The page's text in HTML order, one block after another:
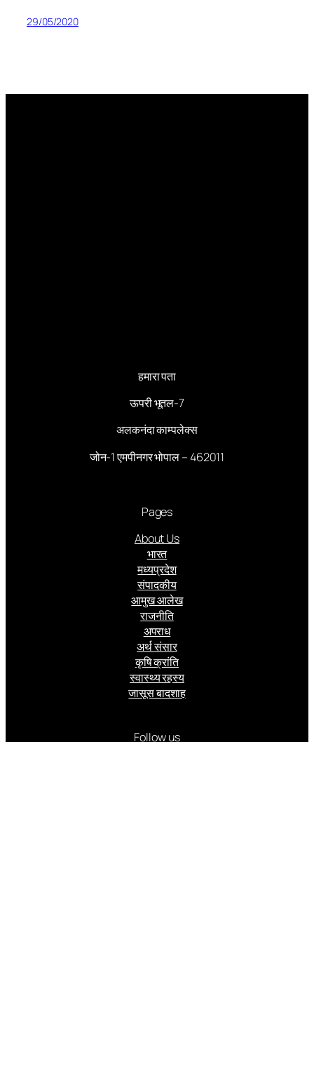
29/05/2020
हमारा पता
ऊपरी भूतल-7
अलकनंदा काम्पलेक्स
जोन-1 एमपीनगर भोपाल – 462011
Pages
About Us
भारत
मध्यप्रदेश
संपादकीय
आमुख आलेख
राजनीति
अपराध
अर्थ संसार
कृषि क्रांति
स्वास्थ्य रहस्य
जासूस बादशाह
Follow us